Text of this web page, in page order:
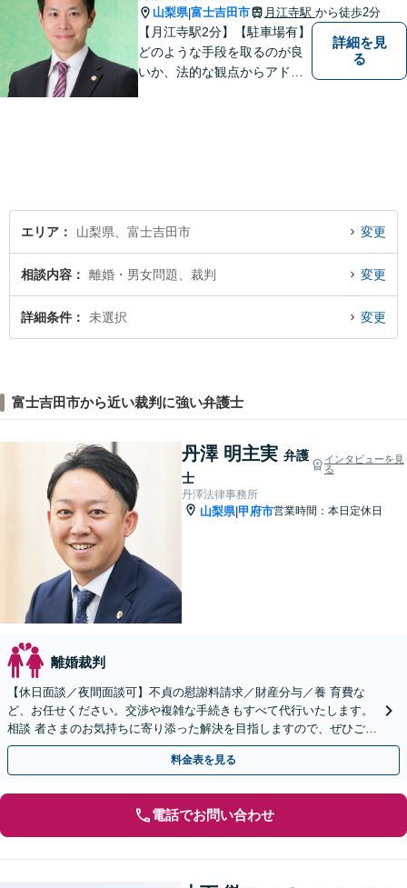
山梨県|富士吉田市 月江寺駅 から徒歩2分
【月江寺駅2分】【駐車場有】
どのような手段を取るのが良
いか、法的な観点からアドバ
詳細を見
る
エリア 山梨県、富士吉田市 変更
相談内容 離婚・男女問題、裁判 変更
詳細条件 未選択 変更
富士吉田市から近い裁判に強い弁護士
丹澤 明主実 弁護
士
インタビューを見
る
丹澤法律事務所
山梨県|甲府市営業時間：本日定休日
離婚裁判
【休日面談／夜間面談可】不貞の慰謝料請求／財産分与／養 育費な
ど、お任せください。交渉や複雑な手続きもすべて代行いたします。
相談 者さまのお気持ちに寄り添った解決を目指しますので、ぜひご相
談ください。
料金表を見る
電話でお問い合わせ